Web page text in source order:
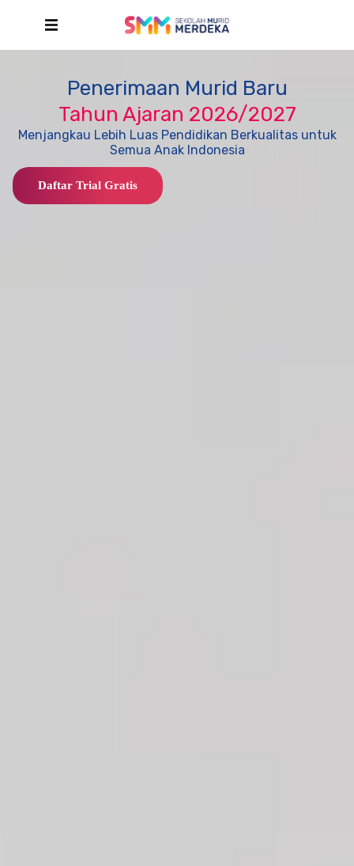
Penerimaan Murid Baru
Tahun Ajaran 2026/2027
Menjangkau Lebih Luas Pendidikan Berkualitas untuk
Semua Anak Indonesia
Daftar Trial Gratis